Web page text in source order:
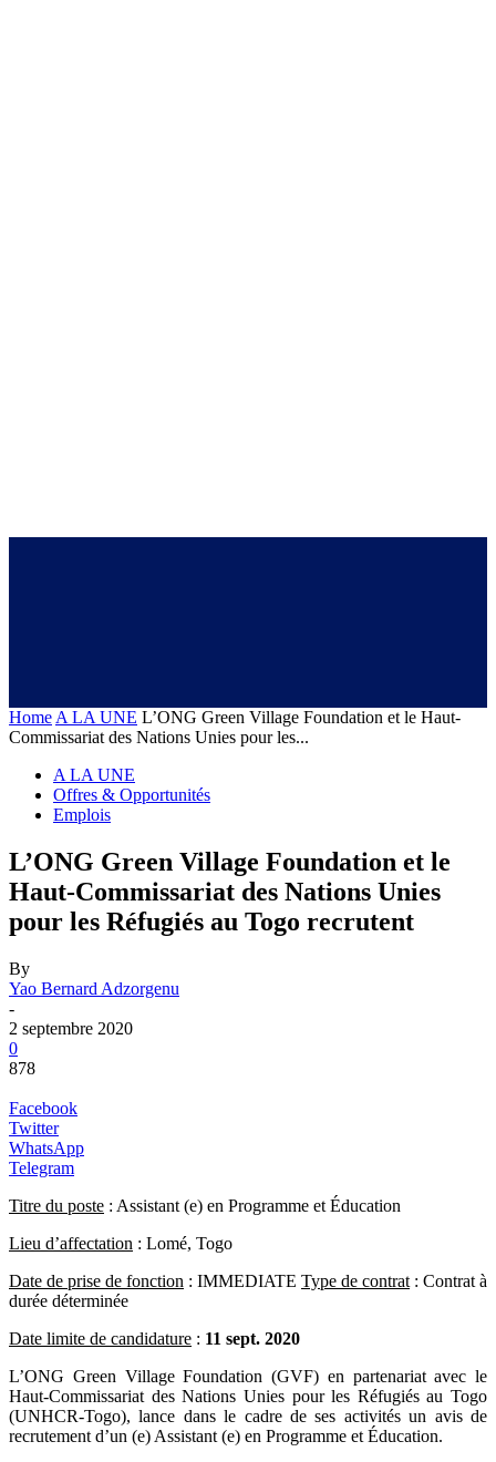
Home A LA UNE L’ONG Green Village Foundation et le Haut-
Commissariat des Nations Unies pour les...
A LA UNE
Offres & Opportunités
Emplois
L’ONG Green Village Foundation et le
Haut-Commissariat des Nations Unies
pour les Réfugiés au Togo recrutent
By
Yao Bernard Adzorgenu
-
2 septembre 2020
0
878
Facebook
Twitter
WhatsApp
Telegram
Titre du poste : Assistant (e) en Programme et Éducation
Lieu d’affectation : Lomé, Togo
Date de prise de fonction : IMMEDIATE Type de contrat : Contrat à
durée déterminée
Date limite de candidature : 11 sept. 2020
L’ONG Green Village Foundation (GVF) en partenariat avec le
Haut-Commissariat des Nations Unies pour les Réfugiés au Togo
(UNHCR-Togo), lance dans le cadre de ses activités un avis de
recrutement d’un (e) Assistant (e) en Programme et Éducation.